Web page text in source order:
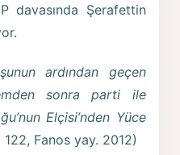
davasında Şerafettin
ardından geçen
sonra parti ile
Elçisi’nden Yüce
122, Fanos yay. 2012)